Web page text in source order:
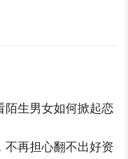
陌生男女如何掀起恋
不再担心翻不出好资